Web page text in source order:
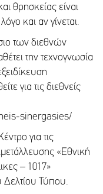
θρησκείας είναι
και αν γίνεται.
των διεθνών
την τεχνογνωσία
για τις διεθνείς
sinergasies/
για τις
«Εθνική
– 1017»
Δελτίου Τύπου.